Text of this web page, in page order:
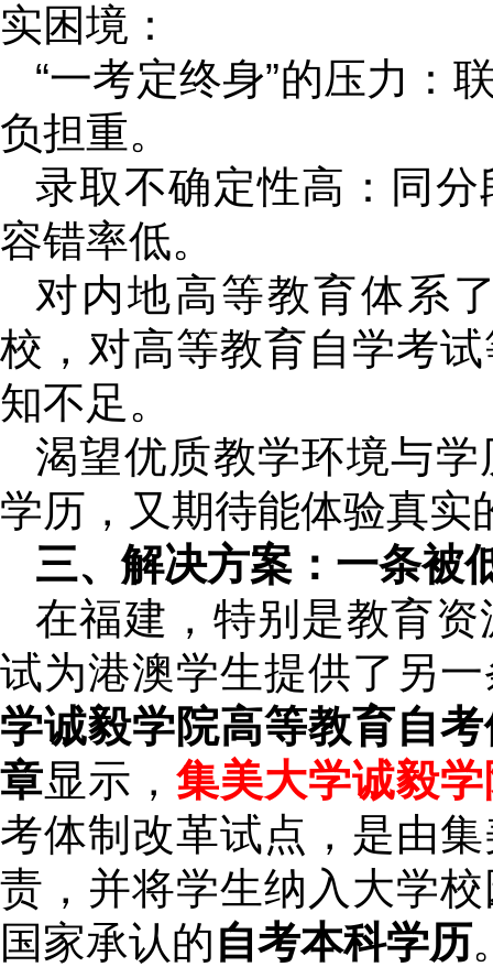
实困境：
“一考定终身”的压力：
负担重。
录取不确定性高：同
容错率低。
对内地高等教育体系
校，对高等教育自学考
知不足。
渴望优质教学环境与
学历，又期待能体验真实
三、解决方案：一条被
在福建，特别是教育
试为港澳学生提供了另
学诚毅学院高等教育自
章显示，集美大学诚毅
考体制改革试点，是由
责，并将学生纳入大学
国家承认的自考本科学历